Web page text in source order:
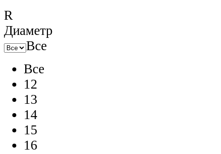
R
Диаметр
Все
Все
12
13
14
15
16